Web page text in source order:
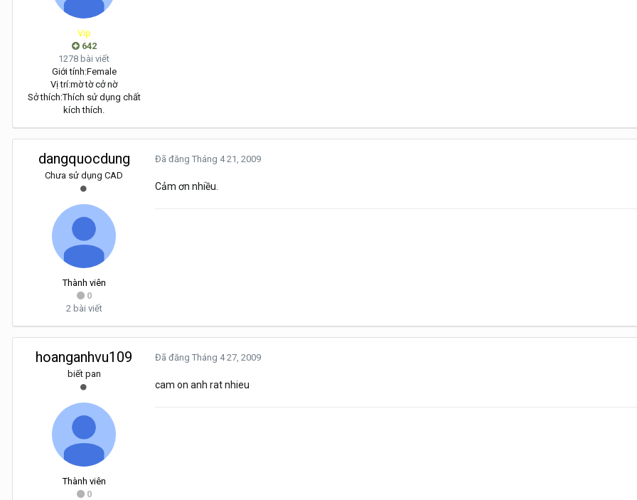
Vip
642
1278 bài viết
Giới tính:Female
Vị trí:mờ tờ cở nờ
Sở thích:Thích sử dụng chất
kích thích.
dangquocdung
Chưa sử dụng CAD
Thành viên
0
2 bài viết
Đã đăng Tháng 4 21, 2009
Cảm ơn nhiều.
hoanganhvu109
biết pan
Thành viên
0
Đã đăng Tháng 4 27, 2009
cam on anh rat nhieu